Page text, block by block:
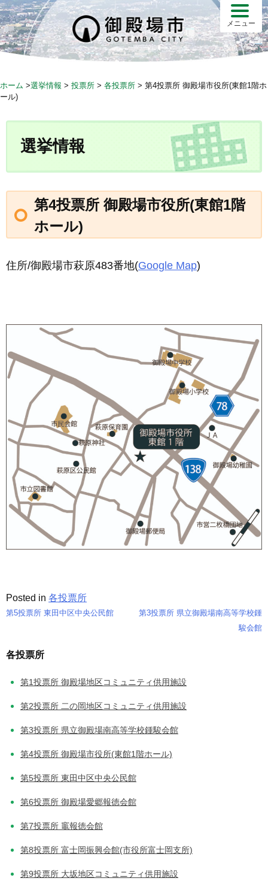
S
k
i
p
メニュー
ホーム >選挙情報 > 投票所 > 各投票所 > 第4投票所 御殿場市役所(東館1階ホ
ール)
選挙情報
第4投票所 御殿場市役所(東館1階
ホール)
住所/御殿場市萩原483番地(Google Map)
Posted in 各投票所
稿
ン
第5投票所 東田中区中央公民館
第3投票所 県立御殿場南高等学校鍾
駿会館
各投票所
第1投票所 御殿場地区コミュニティ供用施設
第2投票所 二の岡地区コミュニティ供用施設
第3投票所 県立御殿場南高等学校鍾駿会館
第4投票所 御殿場市役所(東館1階ホール)
第5投票所 東田中区中央公民館
第6投票所 御殿場愛郷報徳会館
第7投票所 竈報徳会館
第8投票所 富士岡振興会館(市役所富士岡支所)
第9投票所 大坂地区コミュニティ供用施設